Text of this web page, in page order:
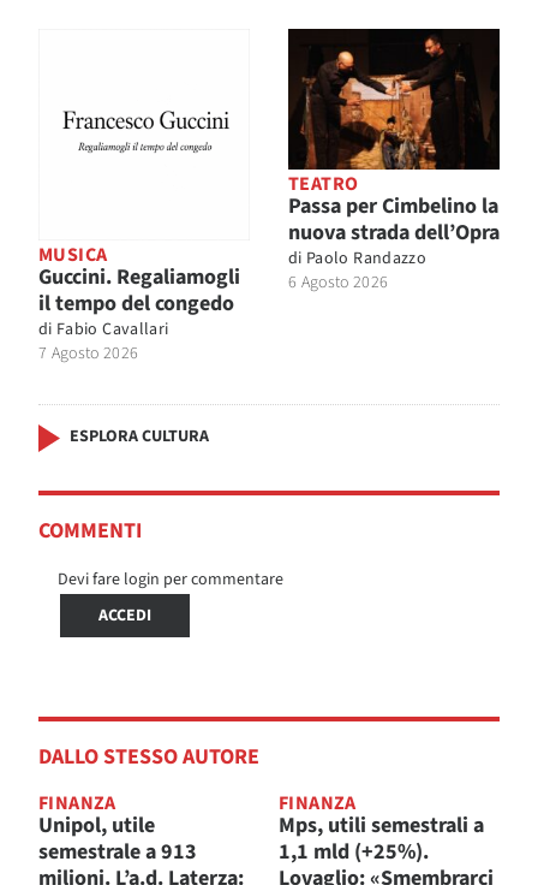
MUSICA
Guccini. Regaliamogli
il tempo del congedo
di Fabio Cavallari
7 Agosto 2026
TEATRO
Passa per Cimbelino la
nuova strada dell’Opra
di Paolo Randazzo
6 Agosto 2026
ESPLORA CULTURA
COMMENTI
Devi fare login per commentare
ACCEDI
DALLO STESSO AUTORE
FINANZA
Unipol, utile
semestrale a 913
milioni. L’a.d. Laterza:
FINANZA
Mps, utili semestrali a
1,1 mld (+25%).
Lovaglio: «Smembrarci